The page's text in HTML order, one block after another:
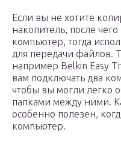
Если вы не хотите
накопитель, после
компьютер, тогда
для передачи файлов.
например Belkin Easy
вам подключать два
чтобы вы могли легко
папками между ними.
особенно полезен,
компьютер.